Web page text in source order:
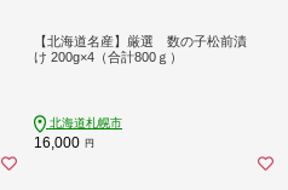
【北海道名産】厳選 数の子松前漬
け 200g×4（合計800ｇ）
北海道札幌市
16,000 円